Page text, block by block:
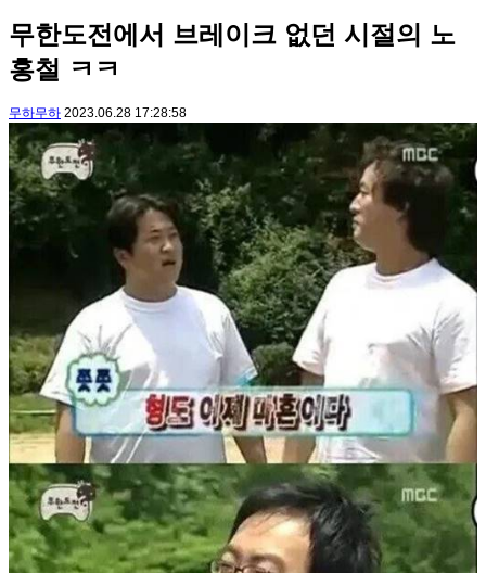
무한도전에서 브레이크 없던 시절의 노
홍철 ㅋㅋ
무하무하 2023.06.28 17:28:58